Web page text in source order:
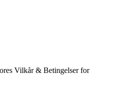
Vilkår & Betingelser for